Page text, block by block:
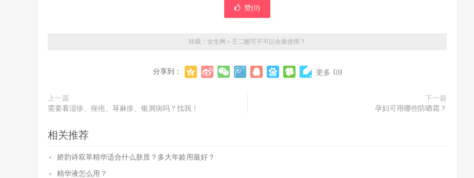
赞(0)
转载： 女生网 » 壬二酸可不可以全脸使用？
分享到： 更多 (0)
上一篇
需要看湿疹、痤疮、荨麻疹、银屑病吗？找我！
下一篇
孕妇可用哪些防晒霜？
相关推荐
娇韵诗双萃精华适合什么肤质？多大年龄用最好？
精华液怎么用？